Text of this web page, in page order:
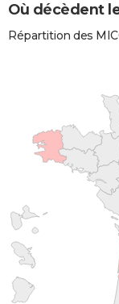
Où décèdent
Répartition des